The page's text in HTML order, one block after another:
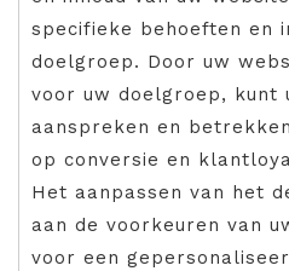
specifieke behoeften en
doelgroep. Door uw
voor uw doelgroep, kunt
aanspreken en
op conversie en
Het aanpassen van het
aan de voorkeuren van
voor een